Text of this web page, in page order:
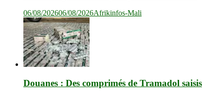
06/08/202606/08/2026Afrikinfos-Mali
Douanes : Des comprimés de Tramadol saisis